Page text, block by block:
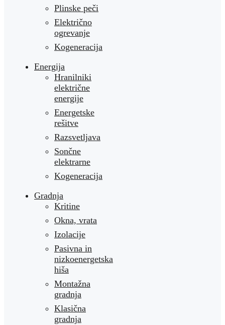
Plinske peči
Električno
ogrevanje
Kogeneracija
Energija
Hranilniki
električne
energije
Energetske
rešitve
Razsvetljava
Sončne
elektrarne
Kogeneracija
Gradnja
Kritine
Okna, vrata
Izolacije
Pasivna in
nizkoenergetska
hiša
Montažna
gradnja
Klasična
gradnja